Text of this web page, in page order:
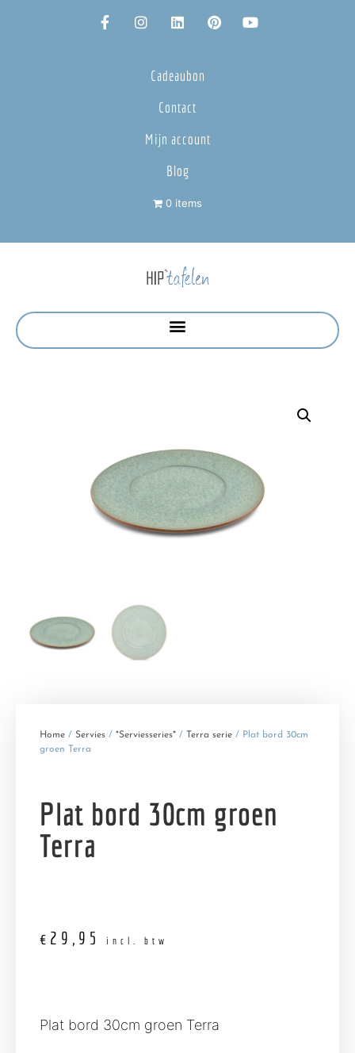
Cadeaubon
Contact
Mijn account
Blog
0 items
Home / Servies / *Serviesseries* / Terra serie / Plat bord 30cm
groen Terra
Plat bord 30cm groen
Terra
€ 29,95 incl. btw
Plat bord 30cm groen Terra